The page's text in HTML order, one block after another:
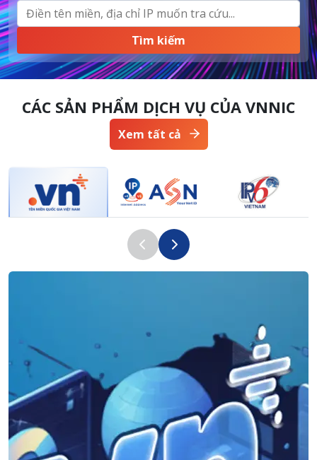
CÁC SẢN PHẨM DỊCH VỤ CỦA VNNIC
Xem tất cả